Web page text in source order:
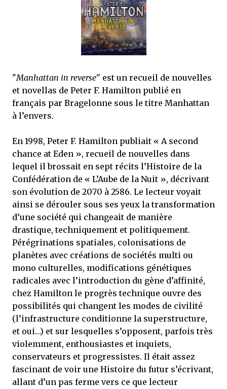
mettre sous tous les yeux. C'est cela...
"Manhattan in reverse" est un recueil de nouvelles
et novellas de Peter F. Hamilton publié en
français par Bragelonne sous le titre Manhattan
à l’envers.
En 1998, Peter F. Hamilton publiait « A second
chance at Eden », recueil de nouvelles dans
lequel il brossait en sept récits l’Histoire de la
Confédération de « L’Aube de la Nuit », décrivant
son évolution de 2070 à 2586. Le lecteur voyait
ainsi se dérouler sous ses yeux la transformation
d’une société qui changeait de manière
drastique, techniquement et politiquement.
Pérégrinations spatiales, colonisations de
planètes avec créations de sociétés multi ou
mono culturelles, modifications génétiques
radicales avec l’introduction du gène d’affinité,
chez Hamilton le progrès technique ouvre des
possibilités qui changent les modes de civilité
(l’infrastructure conditionne la superstructure,
et oui…) et sur lesquelles s’opposent, parfois très
violemment, enthousiastes et inquiets,
conservateurs et progressistes. Il était assez
fascinant de voir une Histoire du futur s’écrivant,
allant d’un pas ferme vers ce que lecteur